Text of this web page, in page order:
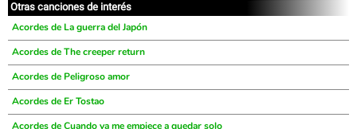
Otras canciones de interés
Acordes de La guerra del Japón
Acordes de The creeper return
Acordes de Peligroso amor
Acordes de Er Tostao
Acordes de Cuando ya me empiece a quedar solo